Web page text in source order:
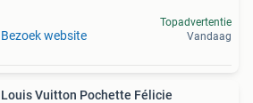
Bezoek website
Topadvertentie
Vandaag
Louis Vuitton Pochette Félicie